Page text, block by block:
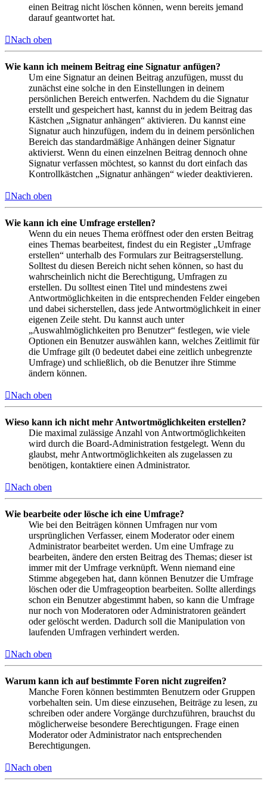
einen Beitrag nicht löschen können, wenn bereits jemand
darauf geantwortet hat.
Nach oben
Wie kann ich meinem Beitrag eine Signatur anfügen?
Um eine Signatur an deinen Beitrag anzufügen, musst du
zunächst eine solche in den Einstellungen in deinem
persönlichen Bereich entwerfen. Nachdem du die Signatur
erstellt und gespeichert hast, kannst du in jedem Beitrag das
Kästchen „Signatur anhängen“ aktivieren. Du kannst eine
Signatur auch hinzufügen, indem du in deinem persönlichen
Bereich das standardmäßige Anhängen deiner Signatur
aktivierst. Wenn du einen einzelnen Beitrag dennoch ohne
Signatur verfassen möchtest, so kannst du dort einfach das
Kontrollkästchen „Signatur anhängen“ wieder deaktivieren.
Nach oben
Wie kann ich eine Umfrage erstellen?
Wenn du ein neues Thema eröffnest oder den ersten Beitrag
eines Themas bearbeitest, findest du ein Register „Umfrage
erstellen“ unterhalb des Formulars zur Beitragserstellung.
Solltest du diesen Bereich nicht sehen können, so hast du
wahrscheinlich nicht die Berechtigung, Umfragen zu
erstellen. Du solltest einen Titel und mindestens zwei
Antwortmöglichkeiten in die entsprechenden Felder eingeben
und dabei sicherstellen, dass jede Antwortmöglichkeit in einer
eigenen Zeile steht. Du kannst auch unter
„Auswahlmöglichkeiten pro Benutzer“ festlegen, wie viele
Optionen ein Benutzer auswählen kann, welches Zeitlimit für
die Umfrage gilt (0 bedeutet dabei eine zeitlich unbegrenzte
Umfrage) und schließlich, ob die Benutzer ihre Stimme
ändern können.
Nach oben
Wieso kann ich nicht mehr Antwortmöglichkeiten erstellen?
Die maximal zulässige Anzahl von Antwortmöglichkeiten
wird durch die Board-Administration festgelegt. Wenn du
glaubst, mehr Antwortmöglichkeiten als zugelassen zu
benötigen, kontaktiere einen Administrator.
Nach oben
Wie bearbeite oder lösche ich eine Umfrage?
Wie bei den Beiträgen können Umfragen nur vom
ursprünglichen Verfasser, einem Moderator oder einem
Administrator bearbeitet werden. Um eine Umfrage zu
bearbeiten, ändere den ersten Beitrag des Themas; dieser ist
immer mit der Umfrage verknüpft. Wenn niemand eine
Stimme abgegeben hat, dann können Benutzer die Umfrage
löschen oder die Umfrageoption bearbeiten. Sollte allerdings
schon ein Benutzer abgestimmt haben, so kann die Umfrage
nur noch von Moderatoren oder Administratoren geändert
oder gelöscht werden. Dadurch soll die Manipulation von
laufenden Umfragen verhindert werden.
Nach oben
Warum kann ich auf bestimmte Foren nicht zugreifen?
Manche Foren können bestimmten Benutzern oder Gruppen
vorbehalten sein. Um diese einzusehen, Beiträge zu lesen, zu
schreiben oder andere Vorgänge durchzuführen, brauchst du
möglicherweise besondere Berechtigungen. Frage einen
Moderator oder Administrator nach entsprechenden
Berechtigungen.
Nach oben